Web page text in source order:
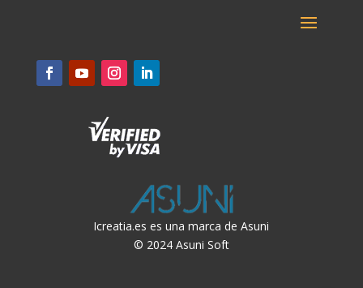
Icreatia.es es una marca de Asuni
© 2024 Asuni Soft